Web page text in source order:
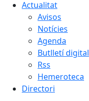
Actualitat
Avisos
Notícies
Agenda
Butlletí digital
Rss
Hemeroteca
Directori